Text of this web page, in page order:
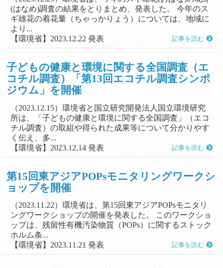
(はなめ)調査の結果をとりまとめ、発表した。 今年のス
ギ雄花の着花量（ちゃっかりょう）については、地域に
より...
【環境省】2023.12.22 発表
記事を読む
子どもの健康と環境に関する全国調査（エ
コチル調査）「第13回エコチル調査シンポ
ジウム」を開催
（2023.12.15）環境省と国立研究開発法人国立環境研究
所は、「子どもの健康と環境に関する全国調査」（エコ
チル調査）の取組や得られた成果等について分かりやす
く伝え、多...
【環境省】2023.12.14 発表
記事を読む
第15回東アジアPOPsモニタリングワークシ
ョップを開催
（2023.11.22）環境省は、第15回東アジアPOPsモニタリ
ングワークショップの開催を発表した。 このワークショ
ップは、残留性有機汚染物質（POPs）に関するストック
ホルム条...
【環境省】2023.11.21 発表
記事を読む